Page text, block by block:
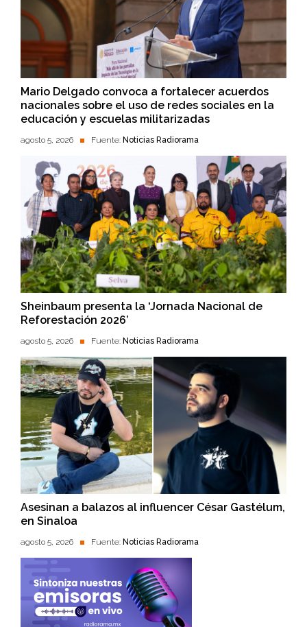
Mario Delgado convoca a fortalecer acuerdos
nacionales sobre el uso de redes sociales en la
educación y escuelas militarizadas
agosto 5, 2026 Fuente: Noticias Radiorama
Sheinbaum presenta la ‘Jornada Nacional de
Reforestación 2026’
agosto 5, 2026 Fuente: Noticias Radiorama
Asesinan a balazos al influencer César Gastélum,
en Sinaloa
agosto 5, 2026 Fuente: Noticias Radiorama